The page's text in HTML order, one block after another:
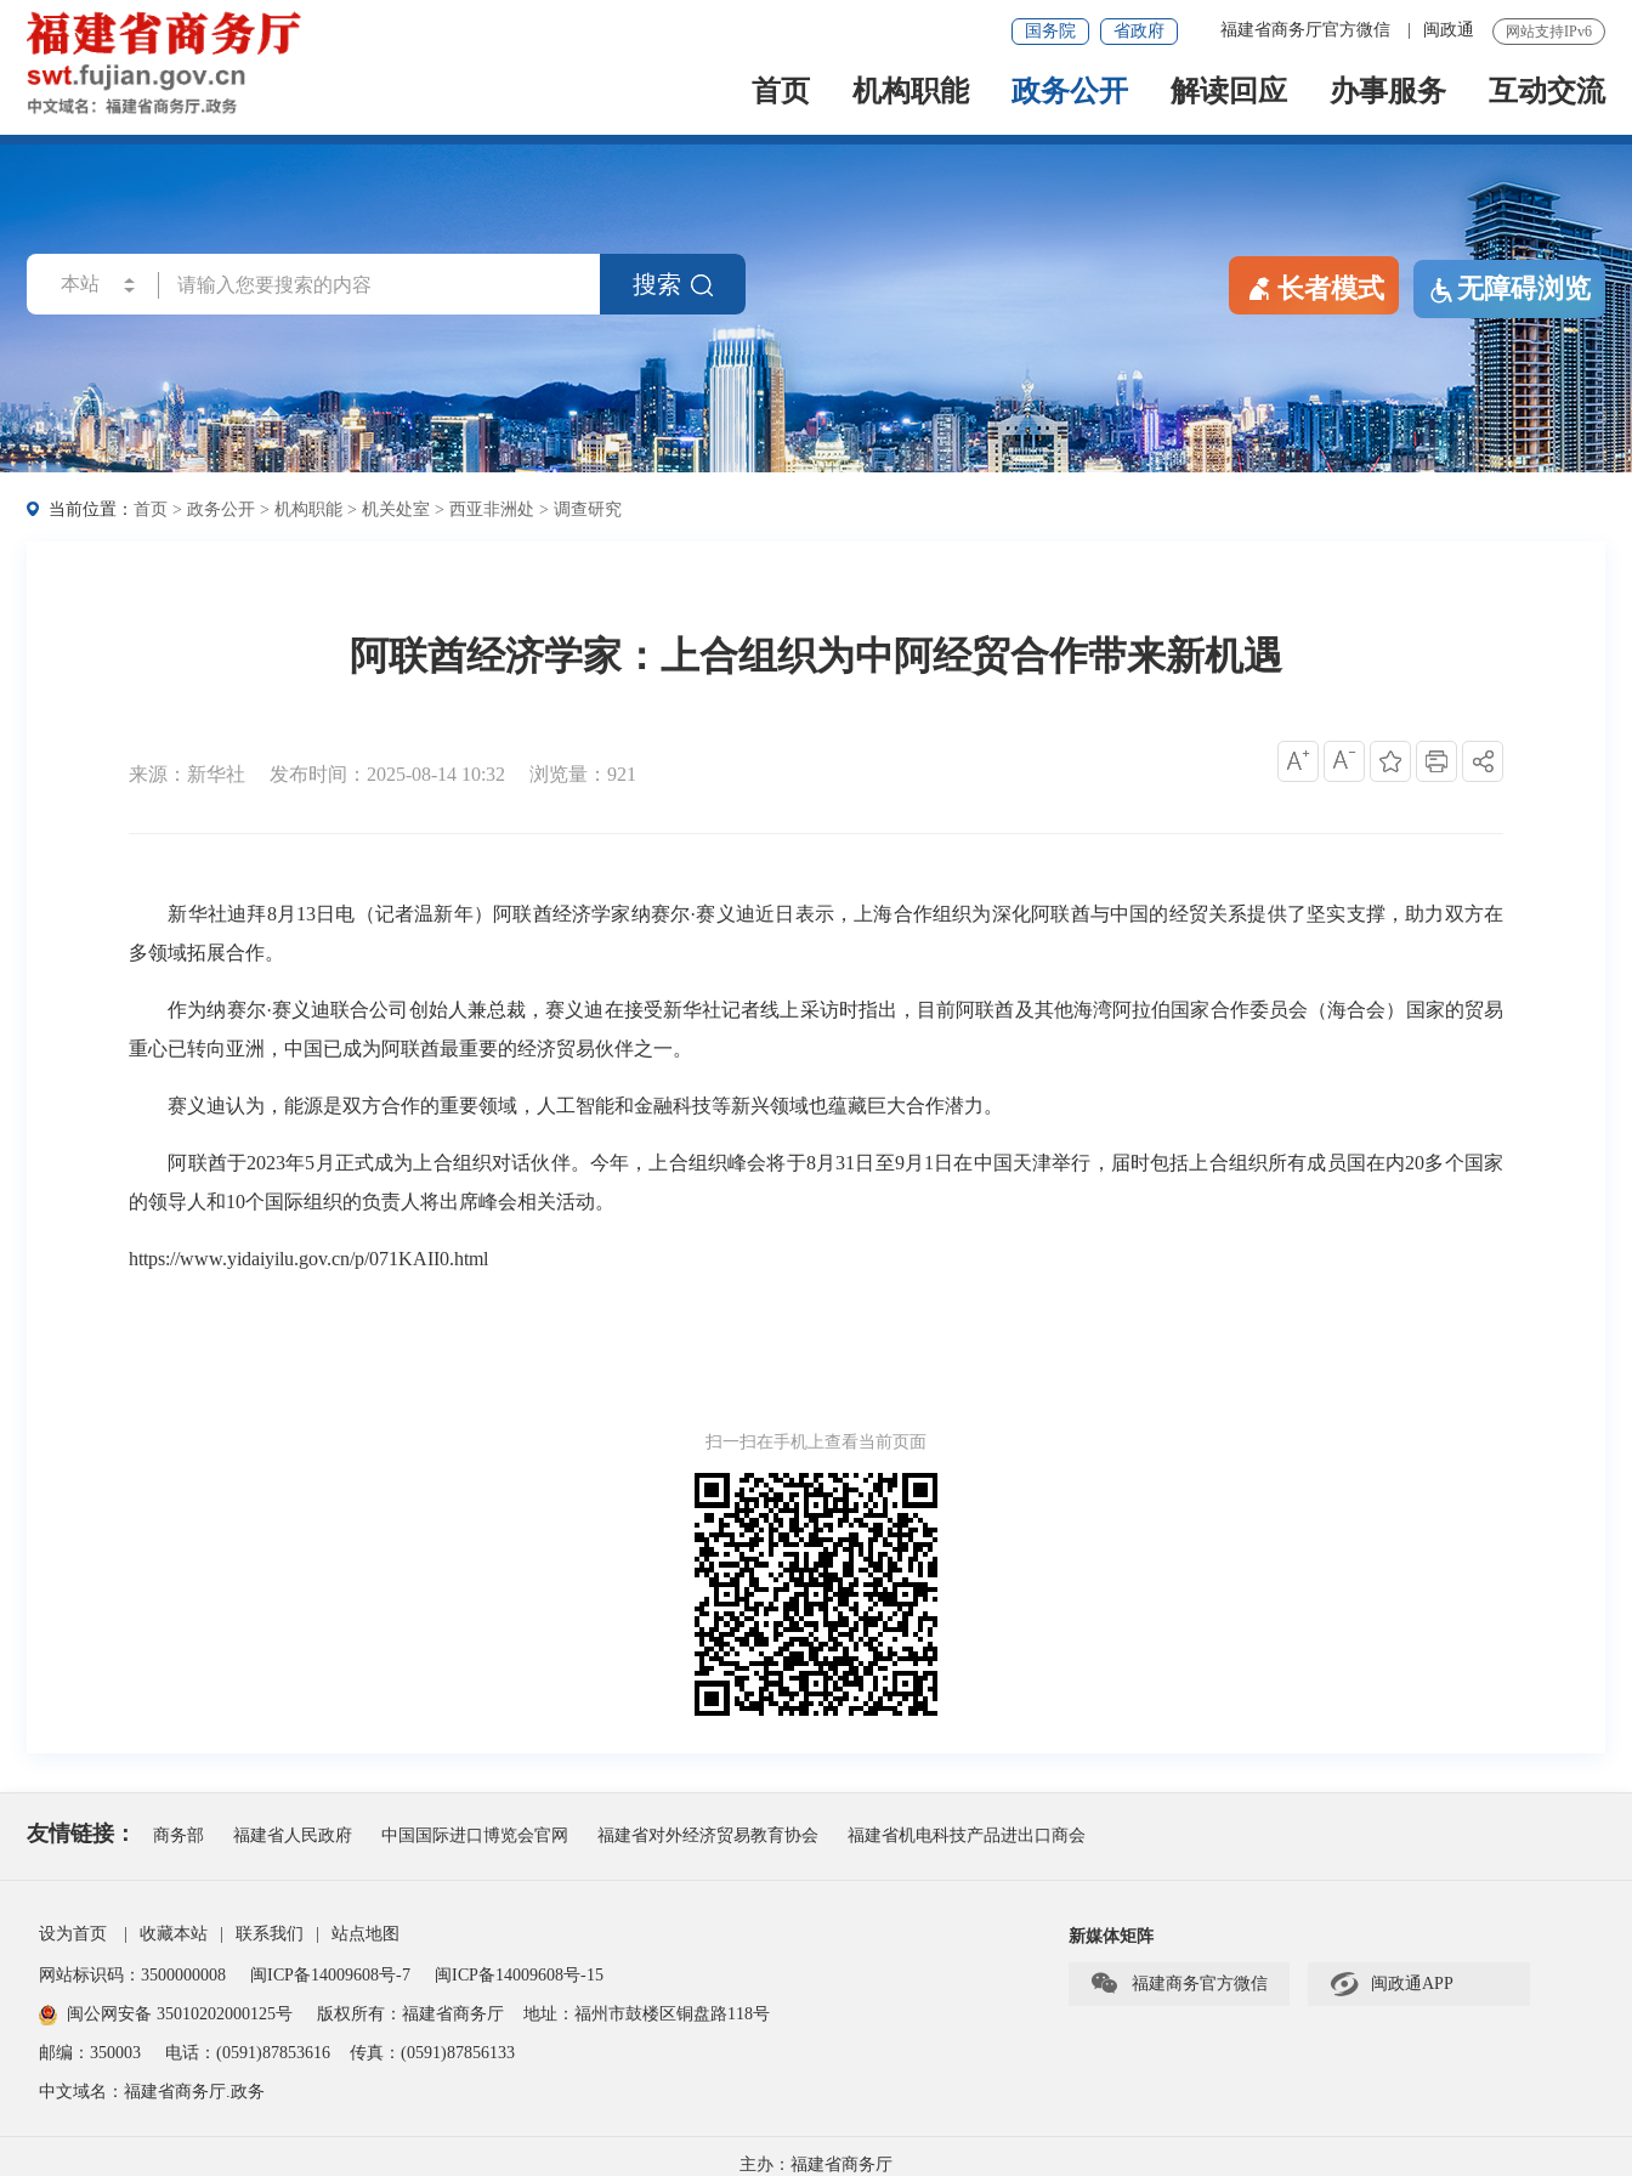
网站支持IPv6
福建省商务厅官方微信 闽政通
国务院 省政府
首页 机构职能 政务公开 解读回应 办事服务 互动交流
搜索 长者模式 无障碍浏览
当前位置： 首页 > 政务公开 > 机构职能 > 机关处室 > 西亚非洲处 > 调查研究
阿联酋经济学家：上合组织为中阿经贸合作带来新机遇
来源：新华社 发布时间：2025-08-14 10:32 浏览量：921
新华社迪拜8月13日电（记者温新年）阿联酋经济学家纳赛尔·赛义迪近日表示，上海合作组织为深化阿联酋与中国的经贸关系提供了坚实支撑，助力双方在
多领域拓展合作。
作为纳赛尔·赛义迪联合公司创始人兼总裁，赛义迪在接受新华社记者线上采访时指出，目前阿联酋及其他海湾阿拉伯国家合作委员会（海合会）国家的贸易
重心已转向亚洲，中国已成为阿联酋最重要的经济贸易伙伴之一。
赛义迪认为，能源是双方合作的重要领域，人工智能和金融科技等新兴领域也蕴藏巨大合作潜力。
阿联酋于2023年5月正式成为上合组织对话伙伴。今年，上合组织峰会将于8月31日至9月1日在中国天津举行，届时包括上合组织所有成员国在内20多个国家
的领导人和10个国际组织的负责人将出席峰会相关活动。
https://www.yidaiyilu.gov.cn/p/071KAII0.html
扫一扫在手机上查看当前页面
友情链接： 商务部 福建省人民政府 中国国际进口博览会官网 福建省对外经济贸易教育协会 福建省机电科技产品进出口商会
设为首页 收藏本站 联系我们 站点地图
网站标识码：3500000008 闽ICP备14009608号-7 闽ICP备14009608号-15
闽公网安备 35010202000125号 版权所有：福建省商务厅 地址：福州市鼓楼区铜盘路118号
邮编：350003 电话：(0591)87853616 传真：(0591)87856133
中文域名：福建省商务厅.政务
新媒体矩阵
 福建商务官方微信  闽政通APP
主办：福建省商务厅